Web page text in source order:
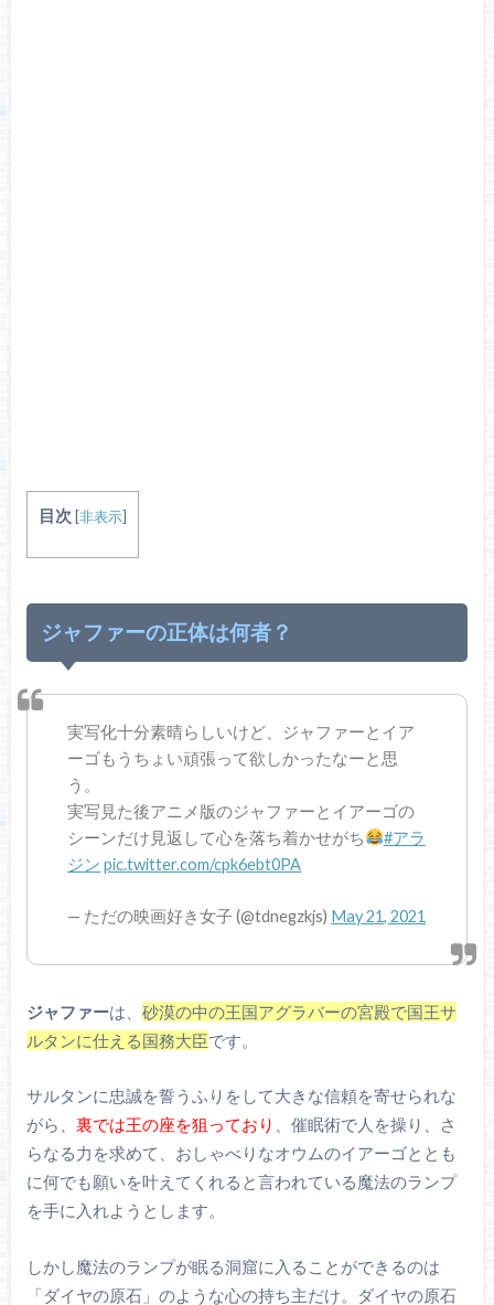
目次 [非表示]
ジャファーの正体は何者？
実写化十分素晴らしいけど、ジャファーとイア
ーゴもうちょい頑張って欲しかったなーと思
う。
実写見た後アニメ版のジャファーとイアーゴの
シーンだけ見返して心を落ち着かせがち
#アラ
ジン pic.twitter.com/cpk6ebt0PA
— ただの映画好き女子 (@tdnegzkjs) May 21, 2021
ジャファーは、 砂漠の中の王国アグラバーの宮殿で国王サ
ルタンに仕える国務大臣です。
サルタンに忠誠を誓うふりをして大きな信頼を寄せられな
がら、 裏では王の座を狙っており
、催眠術で人を操り、さ
らなる力を求めて、おしゃべりなオウムのイアーゴととも
に何でも願いを叶えてくれると言われている魔法のランプ
を手に入れようとします。
しかし魔法のランプが眠る洞窟に入ることができるのは
「ダイヤの原石」のような心の持ち主だけ。ダイヤの原石